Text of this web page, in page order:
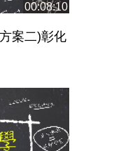
00:08:10
案二)彰化